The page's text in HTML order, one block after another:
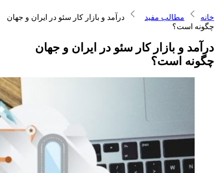
خانه مطالب مفید
درآمد و بازار کار سئو در ایران و جهان
چگونه است؟
درآمد و بازار کار سئو در ایران و جهان
چگونه است؟